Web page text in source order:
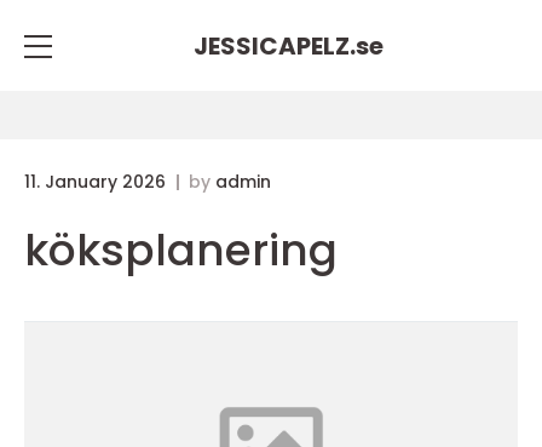
JESSICAPELZ.se
11. January 2026 by admin
köksplanering